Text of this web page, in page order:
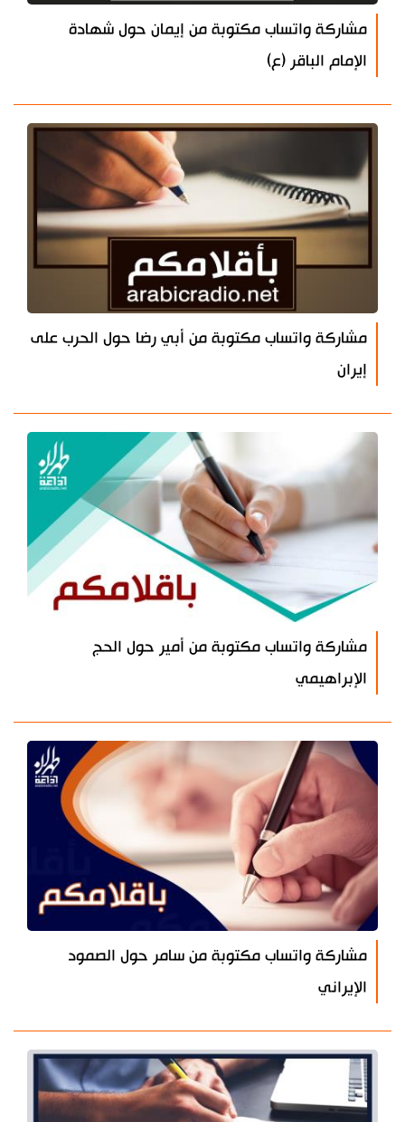
مشاركة واتساب مكتوبة من إيمان حول شهادة
الإمام الباقر (ع)
مشاركة واتساب مكتوبة من أبي رضا حول الحرب على
إيران
مشاركة واتساب مكتوبة من أمير حول الحج
الإبراهيمي
مشاركة واتساب مكتوبة من سامر حول الصمود
الإيراني